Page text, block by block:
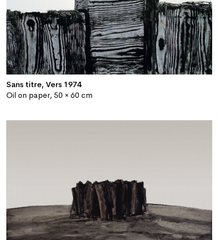
Sans titre, Vers 1974
Oil on paper, 50 × 60 cm